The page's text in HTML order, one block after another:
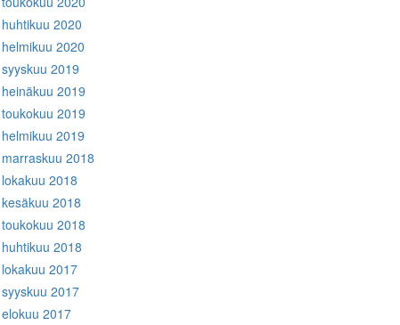
huhtikuu 2020
helmikuu 2020
syyskuu 2019
heinäkuu 2019
toukokuu 2019
helmikuu 2019
marraskuu 2018
lokakuu 2018
kesäkuu 2018
toukokuu 2018
huhtikuu 2018
lokakuu 2017
syyskuu 2017
elokuu 2017